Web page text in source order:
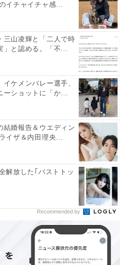
イチャイチャ感...
三山凌輝と「二人で時
」と認める。「不...
イケメンバレー選手、
ーショットに「か...
結婚報告＆ウエディン
イザ＆内田理央...
解放した｢バストトッ
Recommended by